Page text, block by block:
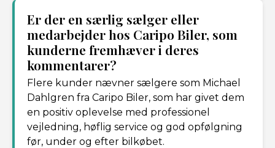
Er der en særlig sælger eller
medarbejder hos Caripo Biler, som
kunderne fremhæver i deres
kommentarer?
Flere kunder nævner sælgere som Michael
Dahlgren fra Caripo Biler, som har givet dem
en positiv oplevelse med professionel
vejledning, høflig service og god opfølgning
før, under og efter bilkøbet.